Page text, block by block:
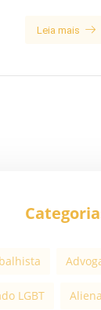
Leia mais
LGBT